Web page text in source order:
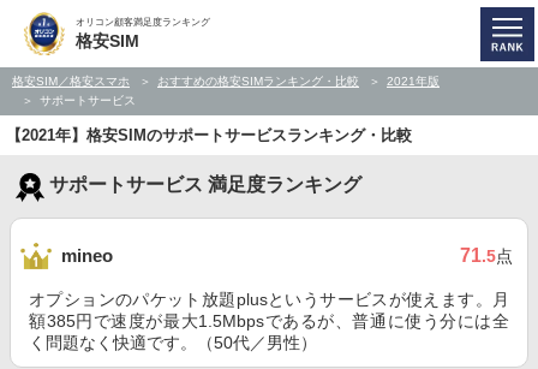
オリコン顧客満足度ランキング
格安SIM
格安SIM／格安スマホ おすすめの格安SIMランキング・比較
2021年版
サポートサービス
【2021年】格安SIMのサポートサービスランキング・比較
サポートサービス 満足度ランキング
mineo 71.5点
オプションのパケット放題plusというサービスが使えます。月
額385円で速度が最大1.5Mbpsであるが、普通に使う分には全
く問題なく快適です。（50代／男性）